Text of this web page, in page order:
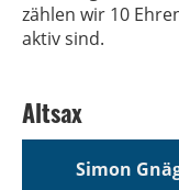
zählen wir 10
aktiv sind.
Altsax
Simon